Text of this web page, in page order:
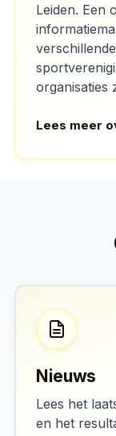
Leiden. Een
organisaties
Lees meer
Nieuws
Lees het
en het